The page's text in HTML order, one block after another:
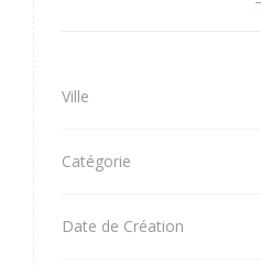
Ville
Catégorie
Date de Création